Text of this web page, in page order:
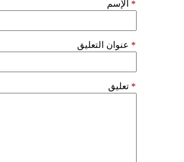
الإسم *
عنوان التعليق *
تعليق *